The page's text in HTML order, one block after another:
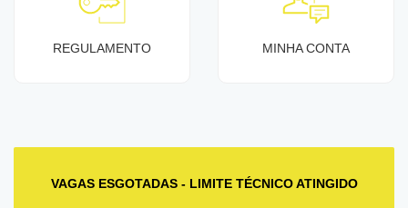
REGULAMENTO MINHA CONTA
VAGAS ESGOTADAS - LIMITE TÉCNICO ATINGIDO